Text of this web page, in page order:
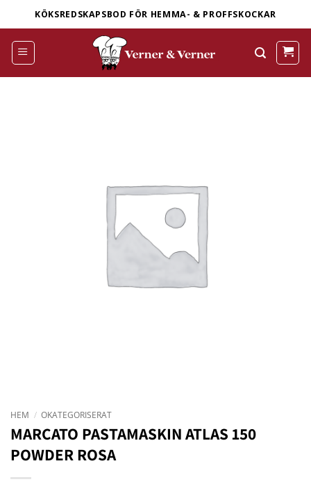
to
content
KÖKSREDSKAPSBOD FÖR HEMMA- & PROFFSKOCKAR
HEM / OKATEGORISERAT
MARCATO PASTAMASKIN ATLAS 150
POWDER ROSA